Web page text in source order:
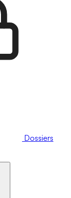
Dossiers